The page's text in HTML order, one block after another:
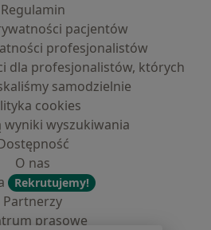
Regulamin
pacjentów
profesjonalistów
dla profesjonalistów, których
samodzielnie
cookies
wyniki wyszukiwania
O nas
Rekrutujemy!
Partnerzy
prasowe